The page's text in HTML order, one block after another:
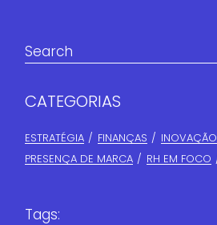
CATEGORIAS
ESTRATÉGIA FINANÇAS​ INOVAÇÃO
PRESENÇA DE MARCA
RH EM FOCO
Tags: